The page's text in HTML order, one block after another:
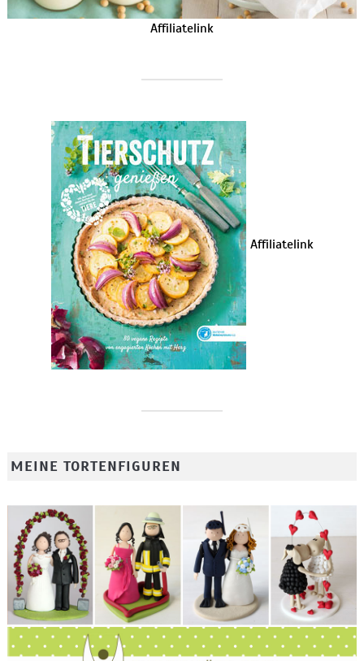
Affiliatelink
Affiliatelink
MEINE TORTENFIGUREN